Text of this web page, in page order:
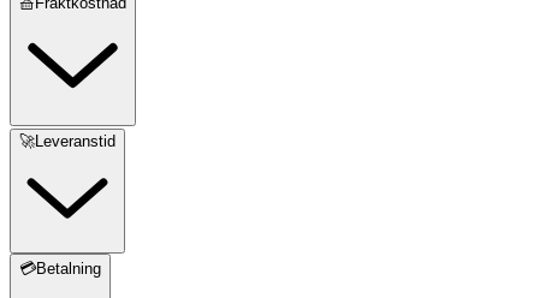
🚀Leveranstid
💳Betalning